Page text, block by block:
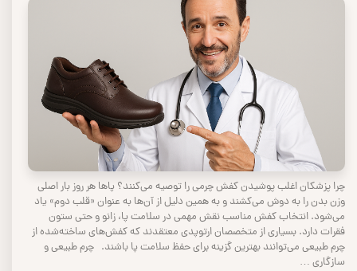
چرا پزشکان اغلب پوشیدن کفش چرمی را توصیه می‌کنند؟ پاها هر روز بار اصلی
وزن بدن را به دوش می‌کشند و به همین دلیل از آن‌ها به عنوان «قلب دوم» یاد
می‌شود. انتخاب کفش مناسب نقش مهمی در سلامت پا، زانو و حتی ستون
فقرات دارد. بسیاری از متخصصان ارتوپدی معتقدند که کفش‌های ساخته‌شده از
چرم طبیعی می‌توانند بهترین گزینه برای حفظ سلامت پا باشند. چرم طبیعی و
سازگاری …